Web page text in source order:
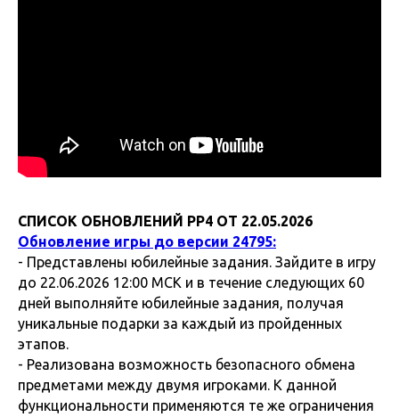
СПИСОК ОБНОВЛЕНИЙ РР4 ОТ 22.05.2026
Обновление игры до версии 24795:
- Представлены юбилейные задания. Зайдите в игру
до 22.06.2026 12:00 МСК и в течение следующих 60
дней выполняйте юбилейные задания, получая
уникальные подарки за каждый из пройденных
этапов.
- Реализована возможность безопасного обмена
предметами между двумя игроками. К данной
функциональности применяются те же ограничения